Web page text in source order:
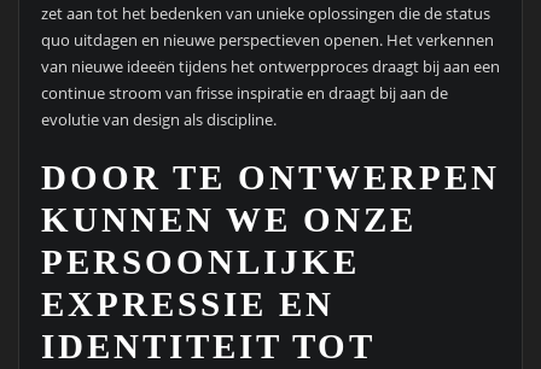
zet aan tot het bedenken van unieke oplossingen die de status
quo uitdagen en nieuwe perspectieven openen. Het verkennen
van nieuwe ideeën tijdens het ontwerpproces draagt bij aan een
continue stroom van frisse inspiratie en draagt bij aan de
evolutie van design als discipline.
DOOR TE ONTWERPEN
KUNNEN WE ONZE
PERSOONLIJKE
EXPRESSIE EN
IDENTITEIT TOT